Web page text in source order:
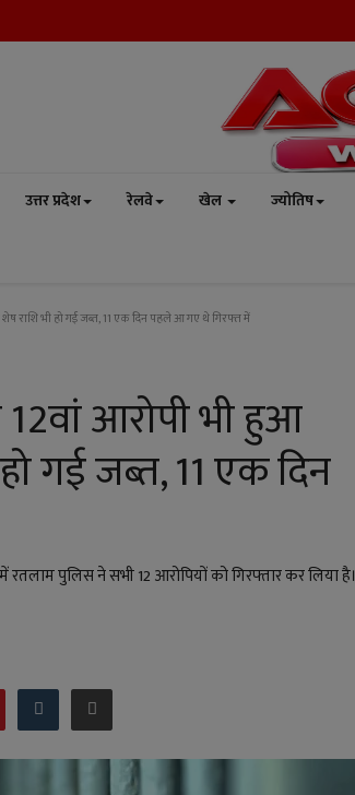
उत्तर प्रदेश रेलवे खेल ज्योतिष
राशि भी हो गई जब्त, 11 एक दिन पहले आ गए थे गिरफ्त में
12वां आरोपी भी हुआ
गई जब्त, 11 एक दिन
पुलिस ने सभी 12 आरोपियों को गिरफ्तार कर लिया है।